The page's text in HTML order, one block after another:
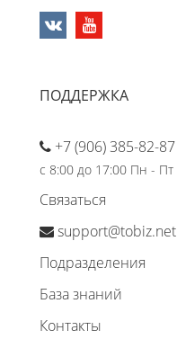
ПОДДЕРЖКА
+7 (906) 385-82-87
с 8:00 до 17:00 Пн - Пт
Связаться
support@tobiz.net
Подразделения
База знаний
Контакты